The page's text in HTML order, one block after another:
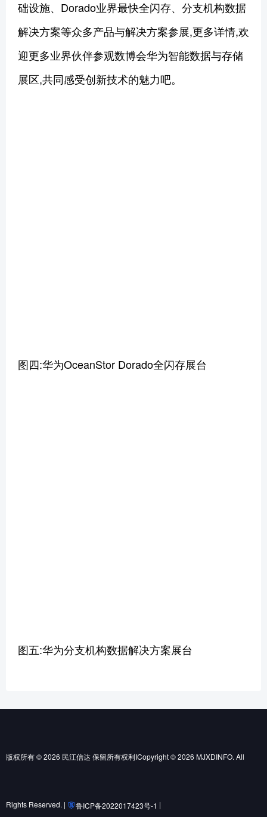
础设施、Dorado业界最快全闪存、分支机构数据
解决方案等众多产品与解决方案参展,更多详情,欢
迎更多业界伙伴参观数博会华为智能数据与存储
展区,共同感受创新技术的魅力吧。
图四:华为OceanStor Dorado全闪存展台
图五:华为分支机构数据解决方案展台
版权所有 © 2026 民江信达 保留所有权利ICopyright © 2026 MJXDINFO. All
Rights Reserved. | 鲁ICP备2022017423号-1 |